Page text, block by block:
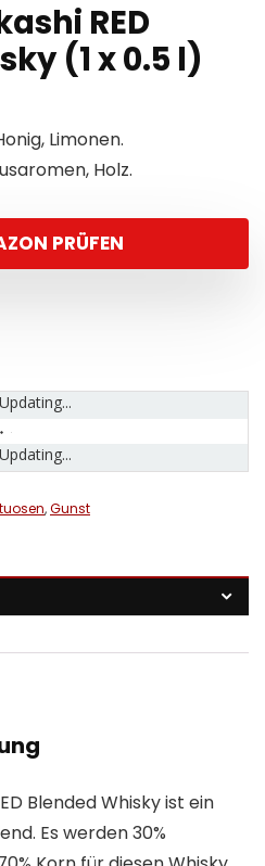
RED
(1 x 0.5 l)
Limonen.
Holz.
PRÜFEN
Updating...
Updating...
,Gunst
Blended Whisky ist ein
Es werden 30%